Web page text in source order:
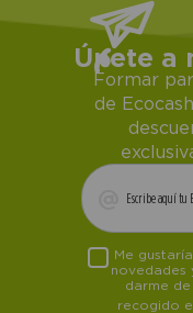
Únete a
Formar
de
Me
novedades
darme
recogido